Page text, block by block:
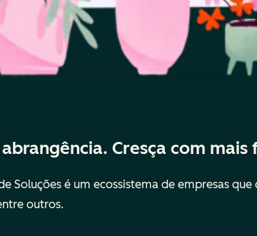
Cresça com
Soluções é um ecossistema de empresas
outros.